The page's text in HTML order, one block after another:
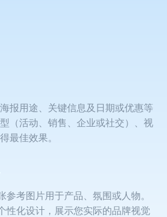
报用途、关键信息及日期或优惠等
（活动、销售、企业或社交）、视
最佳效果。
考图片用于产品、氛围或人物。
性化设计，展示您实际的品牌视觉